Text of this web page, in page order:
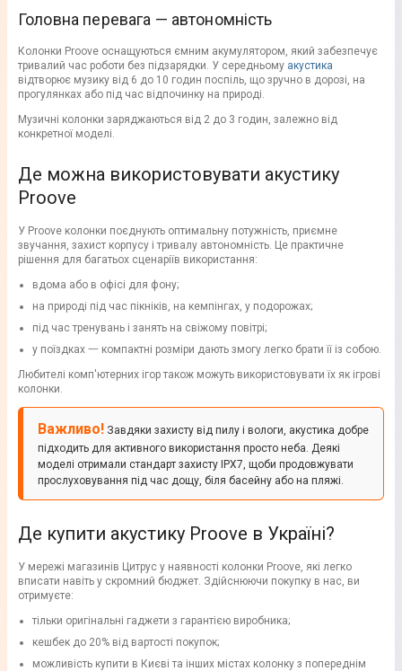
Головна перевага — автономність
Колонки Proove оснащуються ємним акумулятором, який забезпечує
тривалий час роботи без підзарядки. У середньому акустика
відтворює музику від 6 до 10 годин поспіль, що зручно в дорозі, на
прогулянках або під час відпочинку на природі.
Музичні колонки заряджаються від 2 до 3 годин, залежно від
конкретної моделі.
Де можна використовувати акустику
Proove
У Proove колонки поєднують оптимальну потужність, приємне
звучання, захист корпусу і тривалу автономність. Це практичне
рішення для багатьох сценаріїв використання:
вдома або в офісі для фону;
на природі під час пікніків, на кемпінгах, у подорожах;
під час тренувань і занять на свіжому повітрі;
у поїздках 一 компактні розміри дають змогу легко брати її із собою.
Любителі комп'ютерних ігор також можуть використовувати їх як ігрові
колонки.
Важливо! Завдяки захисту від пилу і вологи, акустика добре
підходить для активного використання просто неба. Деякі
моделі отримали стандарт захисту IPX7, щоби продовжувати
прослуховування під час дощу, біля басейну або на пляжі.
Де купити акустику Proove в Україні?
У мережі магазинів Цитрус у наявності колонки Proove, які легко
вписати навіть у скромний бюджет. Здійснюючи покупку в нас, ви
отримуєте:
тільки оригінальні гаджети з гарантією виробника;
кешбек до 20% від вартості покупок;
можливість купити в Києві та інших містах колонку з попереднім